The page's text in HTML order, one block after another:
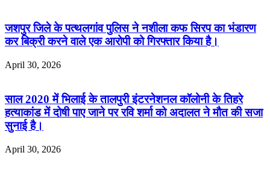
जशपुर जिले के पत्थलगांव पुलिस ने नशीला कफ सिरप का भंडारण
कर बिक्री करने वाले एक आरोपी को गिरफ्तार किया है।
April 30, 2026
साल 2020 में भिलाई के तालपुरी इंटरनेशनल कॉलोनी के तिहरे
हत्याकांड में दोषी पाए जाने पर रवि शर्मा को अदालत ने मौत की सजा
सुनाई है।
April 30, 2026